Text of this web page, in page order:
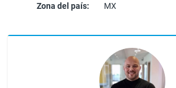
Zona del país:
MX